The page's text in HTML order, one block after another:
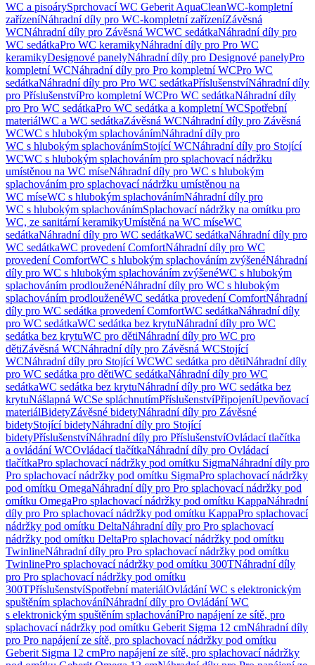
WC a pisoárySprchovací WC Geberit AquaCleanWC-kompletní
zařízeníNáhradní díly pro WC-kompletní zařízeníZávěsná
WCNáhradní díly pro Závěsná WCWC sedátkaNáhradní díly pro
WC sedátkaPro WC keramikyNáhradní díly pro Pro WC
keramikyDesignové panelyNáhradní díly pro Designové panelyPro
kompletní WCNáhradní díly pro Pro kompletní WCPro WC
sedátkaNáhradní díly pro Pro WC sedátkaPříslušenstvíNáhradní díly
pro PříslušenstvíPro kompletní WCPro WC sedátkaNáhradní díly
pro Pro WC sedátkaPro WC sedátka a kompletní WCSpotřební
materiálWC a WC sedátkaZávěsná WCNáhradní díly pro Závěsná
WCWC s hlubokým splachovánímNáhradní díly pro
WC s hlubokým splachovánímStojící WCNáhradní díly pro Stojící
WCWC s hlubokým splachováním pro splachovací nádržku
umístěnou na WC míseNáhradní díly pro WC s hlubokým
splachováním pro splachovací nádržku umístěnou na
WC míseWC s hlubokým splachovánímNáhradní díly pro
WC s hlubokým splachovánímSplachovací nádržky na omítku pro
WC, ze sanitární keramikyUmístěná na WC míseWC
sedátkaNáhradní díly pro WC sedátkaWC sedátkaNáhradní díly pro
WC sedátkaWC provedení ComfortNáhradní díly pro WC
provedení ComfortWC s hlubokým splachováním zvýšenéNáhradní
díly pro WC s hlubokým splachováním zvýšenéWC s hlubokým
splachováním prodlouženéNáhradní díly pro WC s hlubokým
splachováním prodlouženéWC sedátka provedení ComfortNáhradní
díly pro WC sedátka provedení ComfortWC sedátkaNáhradní díly
pro WC sedátkaWC sedátka bez krytuNáhradní díly pro WC
sedátka bez krytuWC pro dětiNáhradní díly pro WC pro
dětiZávěsná WCNáhradní díly pro Závěsná WCStojící
WCNáhradní díly pro Stojící WCWC sedátka pro dětiNáhradní díly
pro WC sedátka pro dětiWC sedátkaNáhradní díly pro WC
sedátkaWC sedátka bez krytuNáhradní díly pro WC sedátka bez
krytuNášlapná WCSe spláchnutímPříslušenstvíPřipojeníUpevňovací
materiálBidetyZávěsné bidetyNáhradní díly pro Závěsné
bidetyStojící bidetyNáhradní díly pro Stojící
bidetyPříslušenstvíNáhradní díly pro PříslušenstvíOvládací tlačítka
a ovládání WCOvládací tlačítkaNáhradní díly pro Ovládací
tlačítkaPro splachovací nádržky pod omítku SigmaNáhradní díly pro
Pro splachovací nádržky pod omítku SigmaPro splachovací nádržky
pod omítku OmegaNáhradní díly pro Pro splachovací nádržky pod
omítku OmegaPro splachovací nádržky pod omítku KappaNáhradní
díly pro Pro splachovací nádržky pod omítku KappaPro splachovací
nádržky pod omítku DeltaNáhradní díly pro Pro splachovací
nádržky pod omítku DeltaPro splachovací nádržky pod omítku
TwinlineNáhradní díly pro Pro splachovací nádržky pod omítku
TwinlinePro splachovací nádržky pod omítku 300TNáhradní díly
pro Pro splachovací nádržky pod omítku
300TPříslušenstvíSpotřební materiálOvládání WC s elektronickým
spuštěním splachováníNáhradní díly pro Ovládání WC
s elektronickým spuštěním splachováníPro napájení ze sítě, pro
splachovací nádržky pod omítku Geberit Sigma 12 cmNáhradní díly
pro Pro napájení ze sítě, pro splachovací nádržky pod omítku
Geberit Sigma 12 cmPro napájení ze sítě, pro splachovací nádržky